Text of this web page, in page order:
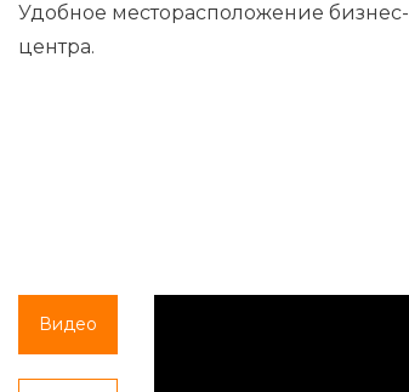
Удобное месторасположение бизнес-
центра.
Видео